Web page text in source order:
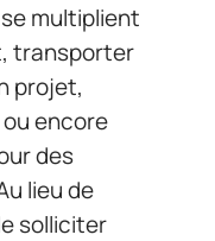
multiplient
transporter
projet,
encore
des
lieu de
solliciter